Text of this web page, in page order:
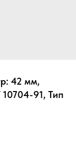
42 мм,
91, Тип